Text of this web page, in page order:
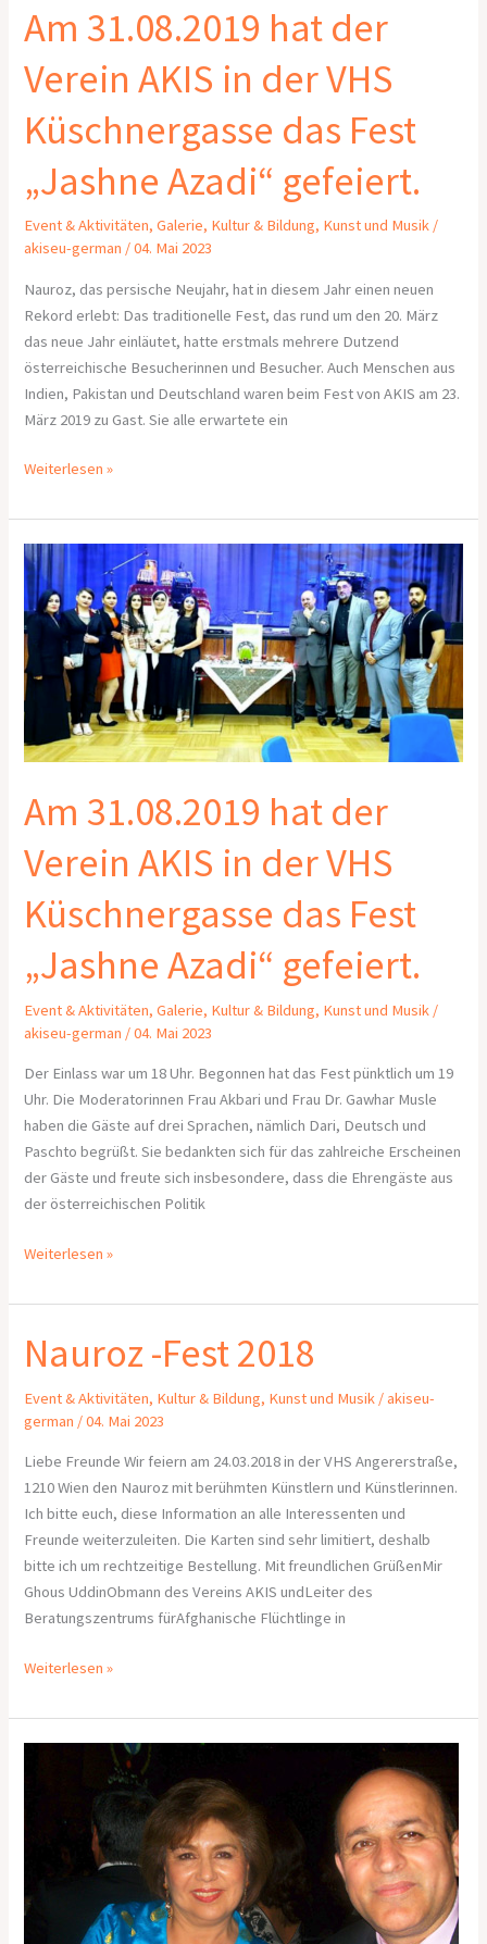
Am 31.08.2019 hat der
Verein AKIS in der VHS
Küschnergasse das Fest
„Jashne Azadi“ gefeiert.
Event & Aktivitäten,Galerie, Kultur & Bildung, Kunst und Musik /
akiseu-german /04. Mai 2023
Nauroz, das persische Neujahr, hat in diesem Jahr einen neuen
Rekord erlebt: Das traditionelle Fest, das rund um den 20. März
das neue Jahr einläutet, hatte erstmals mehrere Dutzend
österreichische Besucherinnen und Besucher. Auch Menschen aus
Indien, Pakistan und Deutschland waren beim Fest von AKIS am 23.
März 2019 zu Gast. Sie alle erwartete ein
das
„Jashne
gefeiert.
Weiterlesen »
Am 31.08.2019 hat der
Verein AKIS in der VHS
Küschnergasse das Fest
„Jashne Azadi“ gefeiert.
Event & Aktivitäten,Galerie, Kultur & Bildung, Kunst und Musik /
akiseu-german /04. Mai 2023
Der Einlass war um 18 Uhr. Begonnen hat das Fest pünktlich um 19
Uhr. Die Moderatorinnen Frau Akbari und Frau Dr. Gawhar Musle
haben die Gäste auf drei Sprachen, nämlich Dari, Deutsch und
Paschto begrüßt. Sie bedankten sich für das zahlreiche Erscheinen
der Gäste und freute sich insbesondere, dass die Ehrengäste aus
der österreichischen Politik
Am
31.08.2019
hat
der
Verein
AKIS
in
der
VHS
das
„Jashne
gefeiert.
Weiterlesen »
Nauroz -Fest 2018
Event & Aktivitäten, Kultur & Bildung, Kunst und Musik /akiseu-
german /04. Mai 2023
Liebe Freunde Wir feiern am 24.03.2018 in der VHS Angererstraße,
1210 Wien den Nauroz mit berühmten Künstlern und Künstlerinnen.
Ich bitte euch, diese Information an alle Interessenten und
Freunde weiterzuleiten. Die Karten sind sehr limitiert, deshalb
bitte ich um rechtzeitige Bestellung. Mit freundlichen GrüßenMir
Ghous UddinObmann des Vereins AKIS undLeiter des
Beratungszentrums fürAfghanische Flüchtlinge in
Nauroz
-
Fest
2018
Weiterlesen »
Kulturtreibende
Künstler